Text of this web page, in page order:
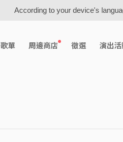
According to your device's
歌單 周邊商店 徵選 演出活